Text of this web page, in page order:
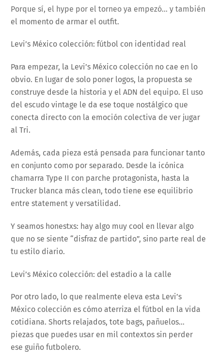
Porque sí, el hype por el torneo ya empezó… y también
el momento de armar el outfit.
Levi’s México colección: fútbol con identidad real
Para empezar, la Levi’s México colección no cae en lo
obvio. En lugar de solo poner logos, la propuesta se
construye desde la historia y el ADN del equipo. El uso
del escudo vintage le da ese toque nostálgico que
conecta directo con la emoción colectiva de ver jugar
al Tri.
Además, cada pieza está pensada para funcionar tanto
en conjunto como por separado. Desde la icónica
chamarra Type II con parche protagonista, hasta la
Trucker blanca más clean, todo tiene ese equilibrio
entre statement y versatilidad.
Y seamos honestxs: hay algo muy cool en llevar algo
que no se siente “disfraz de partido”, sino parte real de
tu estilo diario.
Levi’s México colección: del estadio a la calle
Por otro lado, lo que realmente eleva esta Levi’s
México colección es cómo aterriza el fútbol en la vida
cotidiana. Shorts relajados, tote bags, pañuelos…
piezas que puedes usar en mil contextos sin perder
ese guiño futbolero.